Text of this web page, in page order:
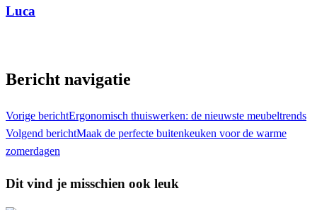
Luca
Bericht navigatie
Vorige berichtErgonomisch thuiswerken: de nieuwste meubeltrends
Volgend berichtMaak de perfecte buitenkeuken voor de warme
zomerdagen
Dit vind je misschien ook leuk